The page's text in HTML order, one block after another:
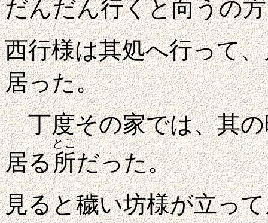
だんだん行くと向うの
西行様は其処へ行って
居った。
丁度その家では、其の
居る所
とこ
だった。
見ると穢い坊様が立っ